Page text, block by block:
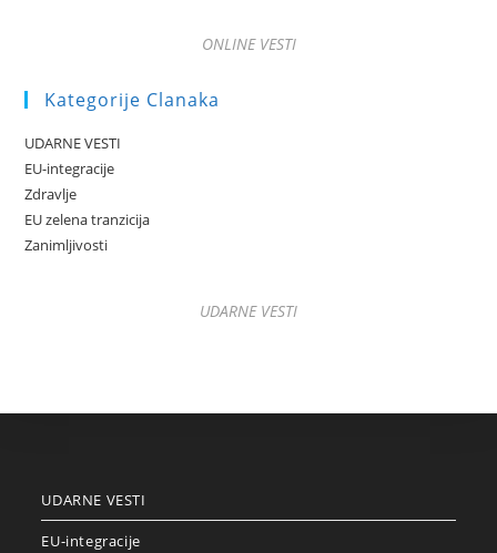
ONLINE VESTI
Kategorije Clanaka
UDARNE VESTI
EU-integracije
Zdravlje
EU zelena tranzicija
Zanimljivosti
UDARNE VESTI
UDARNE VESTI
EU-integracije